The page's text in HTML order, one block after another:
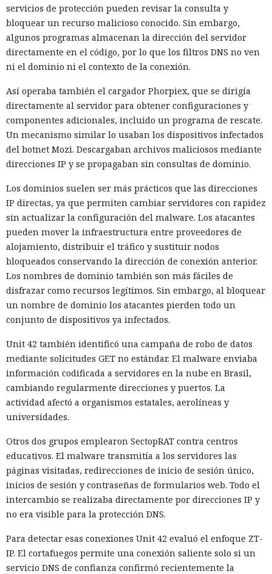
servicios de protección pueden revisar la consulta y
bloquear un recurso malicioso conocido. Sin embargo,
algunos programas almacenan la dirección del servidor
directamente en el código, por lo que los filtros DNS no ven
ni el dominio ni el contexto de la conexión.
Así operaba también el cargador Phorpiex, que se dirigía
directamente al servidor para obtener configuraciones y
componentes adicionales, incluido un programa de rescate.
Un mecanismo similar lo usaban los dispositivos infectados
del botnet Mozi. Descargaban archivos maliciosos mediante
direcciones IP y se propagaban sin consultas de dominio.
Los dominios suelen ser más prácticos que las direcciones
IP directas, ya que permiten cambiar servidores con rapidez
sin actualizar la configuración del malware. Los atacantes
pueden mover la infraestructura entre proveedores de
alojamiento, distribuir el tráfico y sustituir nodos
bloqueados conservando la dirección de conexión anterior.
Los nombres de dominio también son más fáciles de
disfrazar como recursos legítimos. Sin embargo, al bloquear
un nombre de dominio los atacantes pierden todo un
conjunto de dispositivos ya infectados.
Unit 42 también identificó una campaña de robo de datos
mediante solicitudes GET no estándar. El malware enviaba
información codificada a servidores en la nube en Brasil,
cambiando regularmente direcciones y puertos. La
actividad afectó a organismos estatales, aerolíneas y
universidades.
Otros dos grupos emplearon SectopRAT contra centros
educativos. El malware transmitía a los servidores las
páginas visitadas, redirecciones de inicio de sesión único,
inicios de sesión y contraseñas de formularios web. Todo el
intercambio se realizaba directamente por direcciones IP y
no era visible para la protección DNS.
Para detectar esas conexiones Unit 42 evaluó el enfoque ZT-
IP. El cortafuegos permite una conexión saliente solo si un
servicio DNS de confianza confirmó recientemente la